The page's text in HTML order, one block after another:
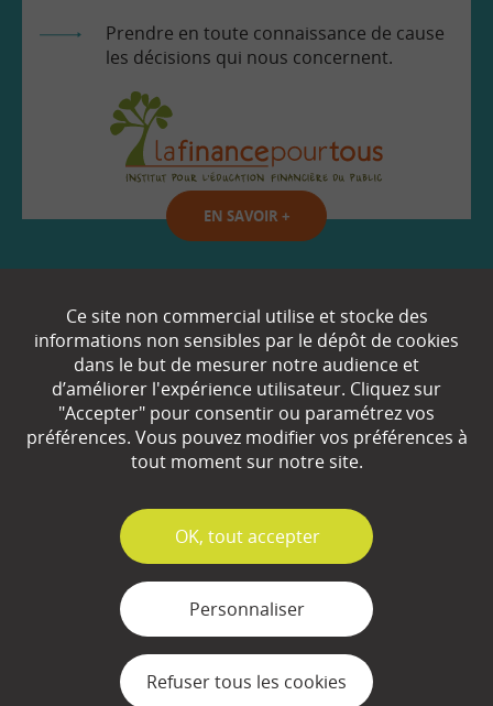
Prendre en toute connaissance de cause
les décisions qui nous concernent.
EN SAVOIR +
Partenaires
Espace Presse
Plan du site
Mentions légales
Ce site non commercial utilise et stocke des
informations non sensibles par le dépôt de cookies
dans le but de mesurer notre audience et
d’améliorer l'expérience utilisateur. Cliquez sur
"Accepter" pour consentir ou paramétrez vos
préférences. Vous pouvez modifier vos préférences à
tout moment sur notre site.
✓
OK, tout accepter
Personnaliser
Refuser tous les cookies